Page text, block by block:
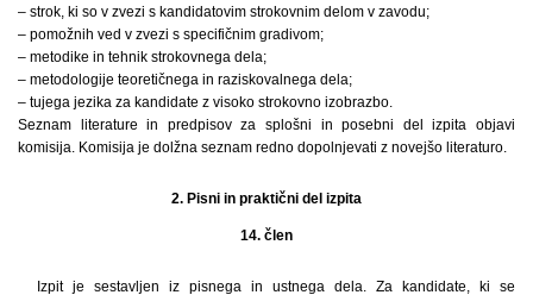
– strok, ki so v zvezi s kandidatovim strokovnim delom v zavodu;
– pomožnih ved v zvezi s specifičnim gradivom;
– metodike in tehnik strokovnega dela;
– metodologije teoretičnega in raziskovalnega dela;
– tujega jezika za kandidate z visoko strokovno izobrazbo.
Seznam literature in predpisov za splošni in posebni del izpita objavi
komisija. Komisija je dolžna seznam redno dopolnjevati z novejšo literaturo.
2. Pisni in praktični del izpita
14. člen
Izpit je sestavljen iz pisnega in ustnega dela. Za kandidate, ki se